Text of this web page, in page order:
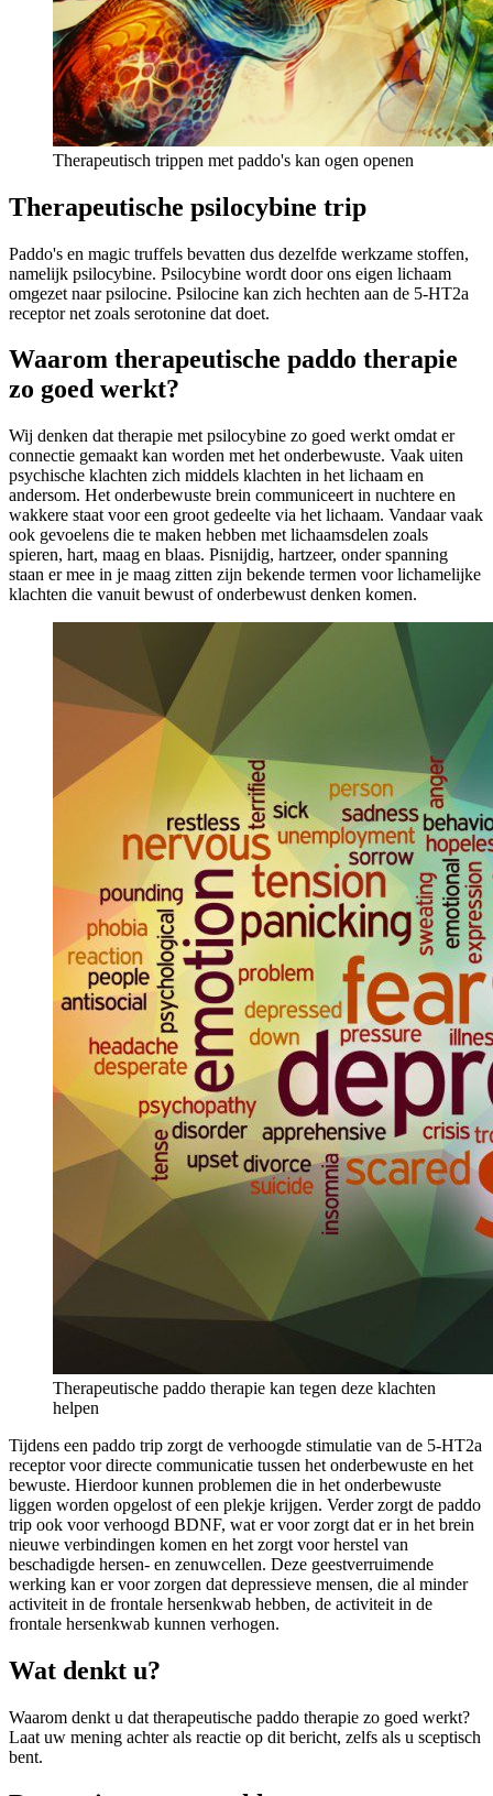
Therapeutisch trippen met paddo's kan ogen openen
Therapeutische psilocybine trip
Paddo's en magic truffels bevatten dus dezelfde werkzame stoffen,
namelijk psilocybine. Psilocybine wordt door ons eigen lichaam
omgezet naar psilocine. Psilocine kan zich hechten aan de 5-HT2a
receptor net zoals serotonine dat doet.
Waarom therapeutische paddo therapie
zo goed werkt?
Wij denken dat therapie met psilocybine zo goed werkt omdat er
connectie gemaakt kan worden met het onderbewuste. Vaak uiten
psychische klachten zich middels klachten in het lichaam en
andersom. Het onderbewuste brein communiceert in nuchtere en
wakkere staat voor een groot gedeelte via het lichaam. Vandaar vaak
ook gevoelens die te maken hebben met lichaamsdelen zoals
spieren, hart, maag en blaas. Pisnijdig, hartzeer, onder spanning
staan er mee in je maag zitten zijn bekende termen voor lichamelijke
klachten die vanuit bewust of onderbewust denken komen.
Therapeutische paddo therapie kan tegen deze klachten
helpen
Tijdens een paddo trip zorgt de verhoogde stimulatie van de 5-HT2a
receptor voor directe communicatie tussen het onderbewuste en het
bewuste. Hierdoor kunnen problemen die in het onderbewuste
liggen worden opgelost of een plekje krijgen. Verder zorgt de paddo
trip ook voor verhoogd BDNF, wat er voor zorgt dat er in het brein
nieuwe verbindingen komen en het zorgt voor herstel van
beschadigde hersen- en zenuwcellen. Deze geestverruimende
werking kan er voor zorgen dat depressieve mensen, die al minder
activiteit in de frontale hersenkwab hebben, de activiteit in de
frontale hersenkwab kunnen verhogen.
Wat denkt u?
Waarom denkt u dat therapeutische paddo therapie zo goed werkt?
Laat uw mening achter als reactie op dit bericht, zelfs als u sceptisch
bent.